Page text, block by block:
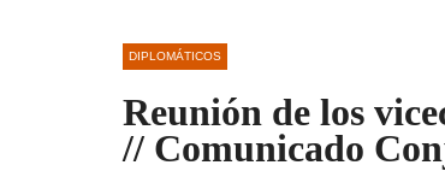
DIPLOMÁTICOS
Reunión de los
// Comunicado